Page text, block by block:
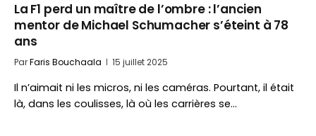
La F1 perd un maître de l’ombre : l’ancien
mentor de Michael Schumacher s’éteint à 78
ans
ParFaris Bouchaala 15 juillet 2025
Il n’aimait ni les micros, ni les caméras. Pourtant, il était
là, dans les coulisses, là où les carrières se…